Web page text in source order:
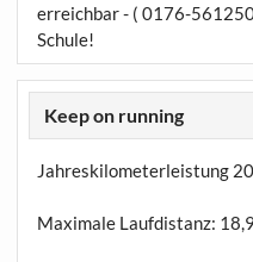
erreichbar - ( 0176-
Schule!
Keep on running
Jahreskilometerleistung
Maximale Laufdistanz: